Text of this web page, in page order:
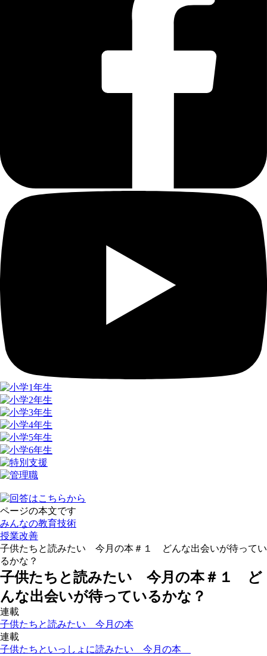
ページの本文です
みんなの教育技術
授業改善
子供たちと読みたい 今月の本＃１ どんな出会いが待ってい
るかな？
子供たちと読みたい 今月の本＃１ ど
んな出会いが待っているかな？
連載
子供たちと読みたい 今月の本
連載
子供たちといっしょに読みたい 今月の本